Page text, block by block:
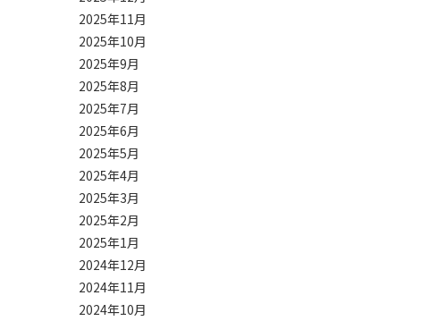
2025年11月
2025年10月
2025年9月
2025年8月
2025年7月
2025年6月
2025年5月
2025年4月
2025年3月
2025年2月
2025年1月
2024年12月
2024年11月
2024年10月